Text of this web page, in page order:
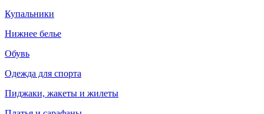
Купальники
Нижнее белье
Обувь
Одежда для спорта
Пиджаки, жакеты и жилеты